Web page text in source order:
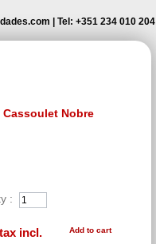
Tel: +351 234 010 204
Cassoulet Nobre
:
incl.